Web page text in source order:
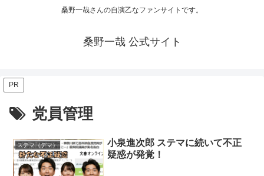
桑野一哉さんの自演乙なファンサイトです。
桑野一哉 公式サイト
PR
党員管理
ステマ（デマ）
小泉進次郎 ステマに続いて不正
疑惑が発覚！